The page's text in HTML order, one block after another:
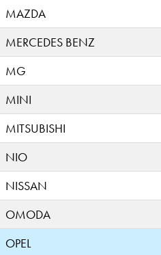
MAZDA
MERCEDES BENZ
MG
MINI
MITSUBISHI
NIO
NISSAN
OMODA
OPEL